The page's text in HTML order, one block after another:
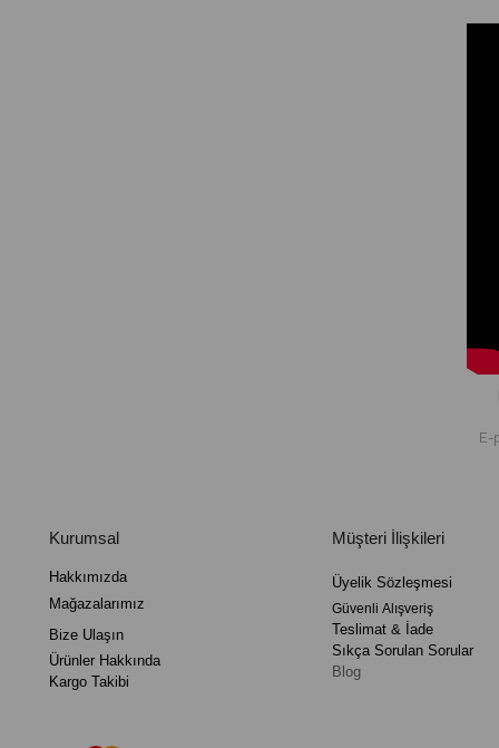
Kurumsal
Hakkımızda
Mağazalarımız
Bize Ulaşın
Ürünler Hakkında
Kargo Takibi
Müşteri İlişkileri
ÜyelikSözleşmesi
Güvenli Alışveriş
Teslimat& İade
Sıkça Sorulan Sorular
Blog